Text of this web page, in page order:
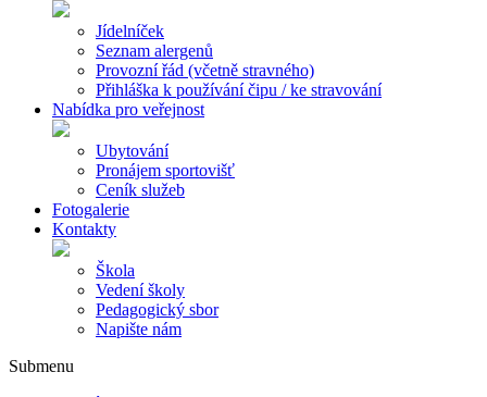
Jídelníček
Seznam alergenů
Provozní řád (včetně stravného)
Přihláška k používání čipu / ke stravování
Nabídka pro veřejnost
Ubytování
Pronájem sportovišť
Ceník služeb
Fotogalerie
Kontakty
Škola
Vedení školy
Pedagogický sbor
Napište nám
Submenu